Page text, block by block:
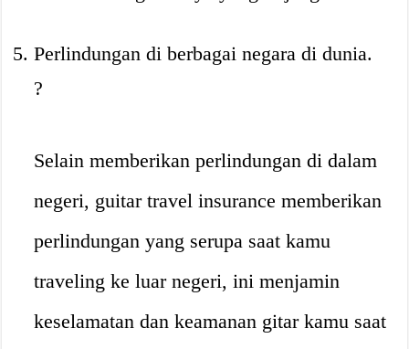
Perlindungan di berbagai negara di dunia.
?
Selain memberikan perlindungan di dalam
negeri, guitar travel insurance memberikan
perlindungan yang serupa saat kamu
traveling ke luar negeri, ini menjamin
keselamatan dan keamanan gitar kamu saat